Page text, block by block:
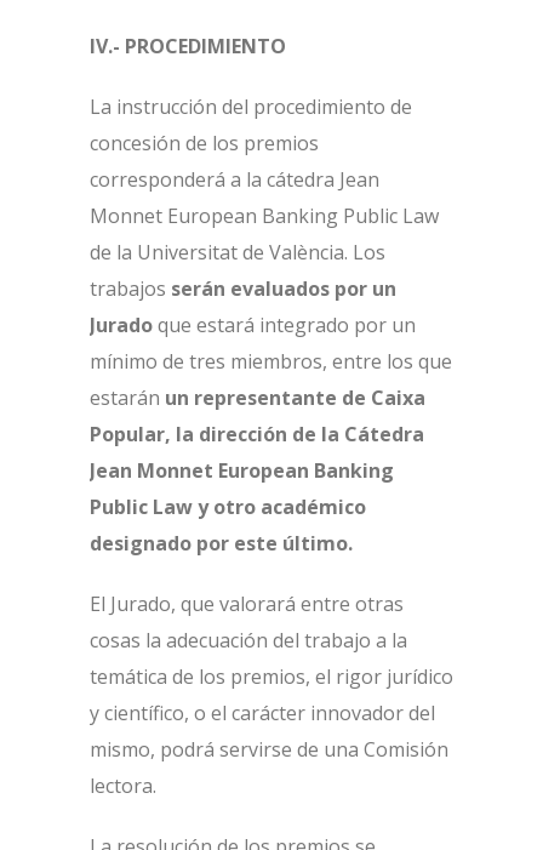
IV.- PROCEDIMIENTO
La instrucción del procedimiento de
concesión de los premios
corresponderá a la cátedra Jean
Monnet European Banking Public Law
de la Universitat de València. Los
trabajos serán evaluados por un
Juradoque estará integrado por un
mínimo de tres miembros, entre los que
estarán un representante de Caixa
Popular, la dirección de la Cátedra
Jean Monnet European Banking
Public Law y otro académico
designado por este último.
El Jurado, que valorará entre otras
cosas la adecuación del trabajo a la
temática de los premios, el rigor jurídico
y científico, o el carácter innovador del
mismo, podrá servirse de una Comisión
lectora.